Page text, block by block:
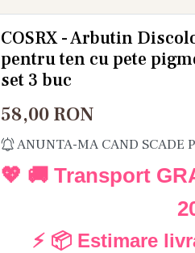
COSRX - Arbutin
pentru ten cu pete
set 3 buc
58,00RON
ANUNTA-MA CAND SCADE
💖 🚚 Transport
⚡ 📦 Estimare